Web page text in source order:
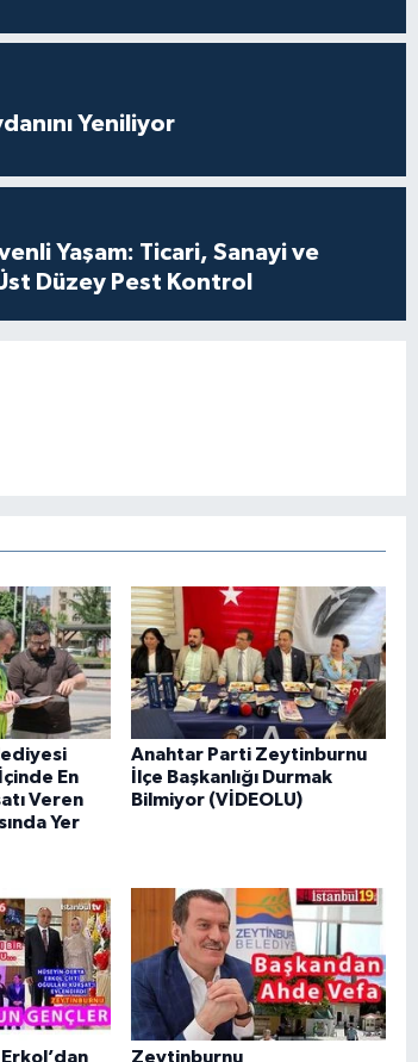
Yeniliyor
Yaşam: Ticari, Sanayi ve
Düzey Pest Kontrol
En
Veren
Yer
Anahtar Parti Zeytinburnu
İlçe Başkanlığı Durmak
Bilmiyor (VİDEOLU)
Zeytinburnu